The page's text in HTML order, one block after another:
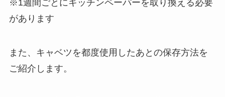
※1週間ごとにキッチンペーパーを取り換える必要
があります
また、キャベツを都度使用したあとの保存方法を
ご紹介します。